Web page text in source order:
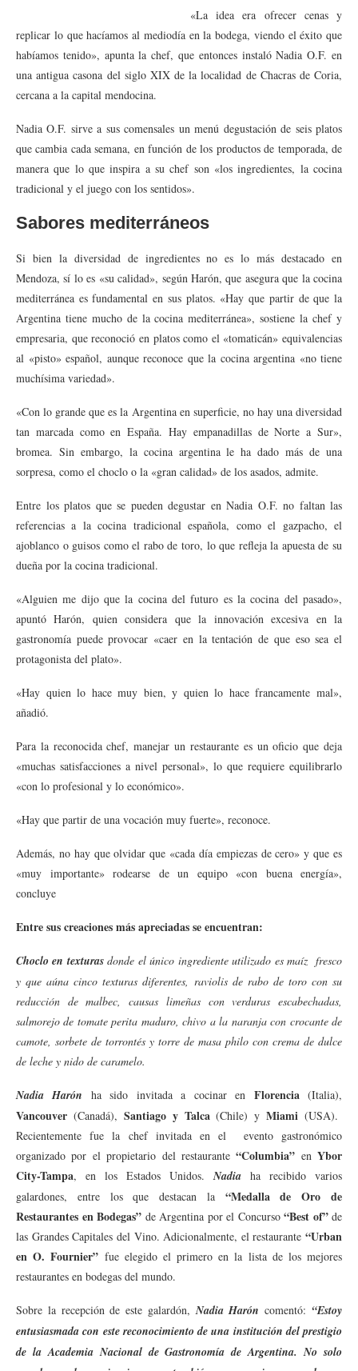
«La idea era ofrecer cenas y
replicar lo que hacíamos al mediodía en la bodega, viendo el éxito que
habíamos tenido», apunta la chef, que entonces instaló Nadia O.F. en
una antigua casona del siglo XIX de la localidad de Chacras de Coria,
cercana a la capital mendocina.
Nadia O.F. sirve a sus comensales un menú degustación de seis platos
que cambia cada semana, en función de los productos de temporada, de
manera que lo que inspira a su chef son «los ingredientes, la cocina
tradicional y el juego con los sentidos».
Sabores mediterráneos
Si bien la diversidad de ingredientes no es lo más destacado en
Mendoza, sí lo es «su calidad», según Harón, que asegura que la cocina
mediterránea es fundamental en sus platos. «Hay que partir de que la
Argentina tiene mucho de la cocina mediterránea», sostiene la chef y
empresaria, que reconoció en platos como el «tomaticán» equivalencias
al «pisto» español, aunque reconoce que la cocina argentina «no tiene
muchísima variedad».
«Con lo grande que es la Argentina en superficie, no hay una diversidad
tan marcada como en España. Hay empanadillas de Norte a Sur»,
bromea. Sin embargo, la cocina argentina le ha dado más de una
sorpresa, como el choclo o la «gran calidad» de los asados, admite.
Entre los platos que se pueden degustar en Nadia O.F. no faltan las
referencias a la cocina tradicional española, como el gazpacho, el
ajoblanco o guisos como el rabo de toro, lo que refleja la apuesta de su
dueña por la cocina tradicional.
«Alguien me dijo que la cocina del futuro es la cocina del pasado»,
apuntó Harón, quien considera que la innovación excesiva en la
gastronomía puede provocar «caer en la tentación de que eso sea el
protagonista del plato».
«Hay quien lo hace muy bien, y quien lo hace francamente mal»,
añadió.
Para la reconocida chef, manejar un restaurante es un oficio que deja
«muchas satisfacciones a nivel personal», lo que requiere equilibrarlo
«con lo profesional y lo económico».
«Hay que partir de una vocación muy fuerte», reconoce.
Además, no hay que olvidar que «cada día empiezas de cero» y que es
«muy importante» rodearse de un equipo «con buena energía»,
concluye
Entre sus creaciones más apreciadas se encuentran:
Choclo en texturasdonde el único ingrediente utilizado es maíz fresco
y que aúna cinco texturas diferentes, raviolis de rabo de toro con su
reducción de malbec, causas limeñas con verduras escabechadas,
salmorejo de tomate perita maduro, chivo a la naranja con crocante de
camote, sorbete de torrontés y torre de masa philo con crema de dulce
de leche y nido de caramelo.
Nadia Harón ha sido invitada a cocinar en Florencia(Italia),
Vancouver (Canadá), Santiago y Talca(Chile) yMiami (USA).
Recientemente fue la chef invitada en el evento gastronómico
organizado por el propietario del restaurante“Columbia” en Ybor
City-Tampa, en los Estados Unidos.Nadia ha recibido varios
galardones, entre los que destacan la “Medalla de Oro de
Restaurantes en Bodegas” de Argentina por el Concurso “Best of” de
las Grandes Capitales del Vino. Adicionalmente, el restaurante “Urban
en O. Fournier” fue elegido el primero en la lista de los mejores
restaurantes en bodegas del mundo.
Sobre la recepción de este galardón,Nadia Haróncomentó:“Estoy
entusiasmada con este reconocimiento de una institución del prestigio
de la Academia Nacional de Gastronomía de Argentina. No solo